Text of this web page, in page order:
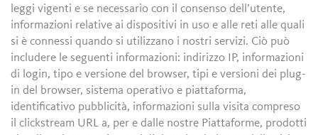
leggi vigenti e se necessario con il consenso dell’utente,
informazioni relative ai dispositivi in uso e alle reti alle quali
si è connessi quando si utilizzano i nostri servizi. Ciò può
includere le seguenti informazioni: indirizzo IP, informazioni
di login, tipo e versione del browser, tipi e versioni dei plug-
in del browser, sistema operativo e piattaforma,
identificativo pubblicità, informazioni sulla visita compreso
il clickstream URL a, per e dalle nostre Piattaforme, prodotti